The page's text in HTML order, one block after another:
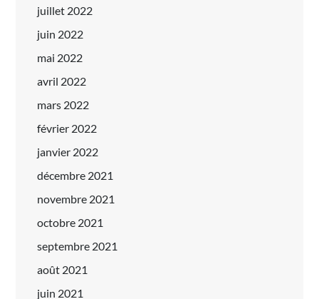
juillet 2022
juin 2022
mai 2022
avril 2022
mars 2022
février 2022
janvier 2022
décembre 2021
novembre 2021
octobre 2021
septembre 2021
août 2021
juin 2021